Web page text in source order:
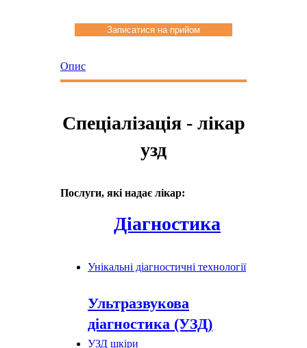
Записатися на прийом
Опис
Спеціалізація - лікар
узд
Послуги, які надає лікар:
Діагностика
Унікальні діагностичні технології
Ультразвукова
діагностика (УЗД)
УЗД шкіри